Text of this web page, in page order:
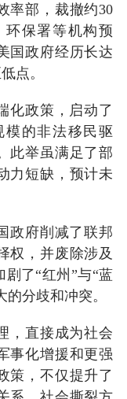
率部，裁撤约30
保署等机构预
国政府经历长达
点。
化政策，启动了
模的非法移民驱
此举虽满足了部
力短缺，预计未
政府削减了联邦
权，并废除涉及
了“红州”与“蓝
分歧和冲突。
，直接成为社会
事化增援和更强
策，不仅提升了